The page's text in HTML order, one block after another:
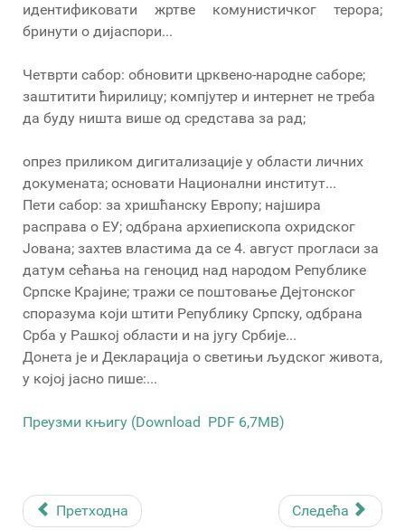
идентификовати жртве комунистичког терора;
бринути о дијаспори...
Четврти сабор: обновити црквено-народне саборе;
заштитити ћирилицу; компјутер и интернет не треба
да буду ништа више од средстава за рад;
опрез приликом дигитализације у области личних
докумената; основати Национални институт...
Пети сабор: за хришћанску Европу; најшира
расправа о ЕУ; одбрана архиепископа охридског
Јована; захтев властима да се 4. август прогласи за
датум сећања на геноцид над народом Републике
Српске Крајине; тражи се поштовање Дејтонског
споразума који штити Републику Српску, одбрана
Срба у Рашкој области и на југу Србије...
Донета је и Декларација о светињи људског живота,
у којој јасно пише:...
Преузми књигу (Download PDF 6,7MB)
Претходна Следећа